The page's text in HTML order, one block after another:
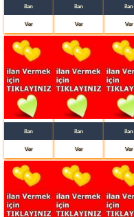
ilan
Ver
ilan
Ver
ilan
Ver
ilan
Ver
ilan
Ver
ilan
Ver